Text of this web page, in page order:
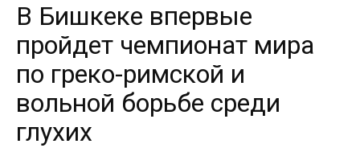
В Бишкеке впервые
пройдет чемпионат мира
по греко-римской и
вольной борьбе среди
глухих